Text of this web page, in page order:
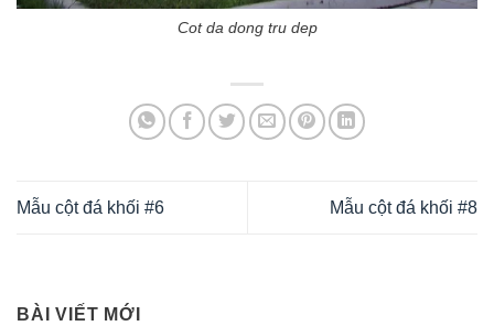
Cot da dong tru dep
Mẫu cột đá khối #6 Mẫu cột đá khối #8
BÀI VIẾT MỚI